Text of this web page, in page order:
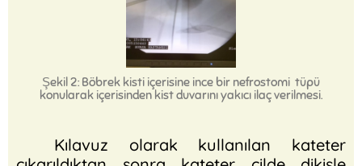
Şekil 2: Böbrek kisti içerisine ince bir nefrostomi tüpü
konularak içerisinden kist duvarını yakıcı ilaç verilmesi.
Kılavuz olarak kullanılan kateter